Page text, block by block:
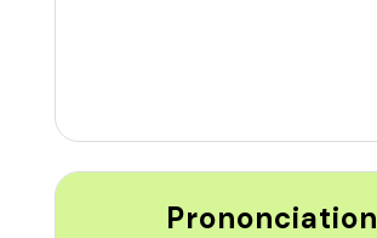
Prononciation